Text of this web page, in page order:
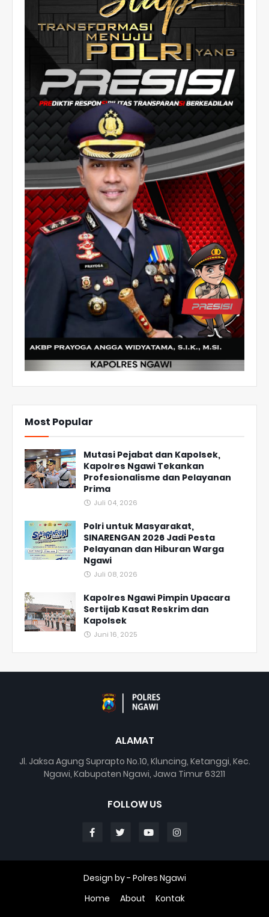
Most Popular
Mutasi Pejabat dan Kapolsek,
Kapolres Ngawi Tekankan
Profesionalisme dan Pelayanan
Prima
Juli 04, 2026
Polri untuk Masyarakat,
SINARENGAN 2026 Jadi Pesta
Pelayanan dan Hiburan Warga
Ngawi
Juli 08, 2026
Kapolres Ngawi Pimpin Upacara
Sertijab Kasat Reskrim dan
Kapolsek
Juni 16, 2025
ALAMAT
Jl. Jaksa Agung Suprapto No.10, Kluncing, Ketanggi, Kec.
Ngawi, Kabupaten Ngawi, Jawa Timur 63211
FOLLOW US
Design by - Polres Ngawi
Home
About Kontak